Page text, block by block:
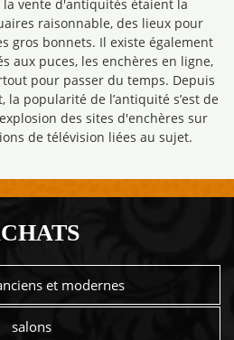
la vente d'antiquités étaient la
raisonnable, des lieux pour
gros bonnets. Il existe également
aux puces, les enchères en ligne,
pour passer du temps. Depuis
popularité de l’antiquité s’est de
des sites d'enchères sur
de télévision liées au sujet.
et modernes
salons